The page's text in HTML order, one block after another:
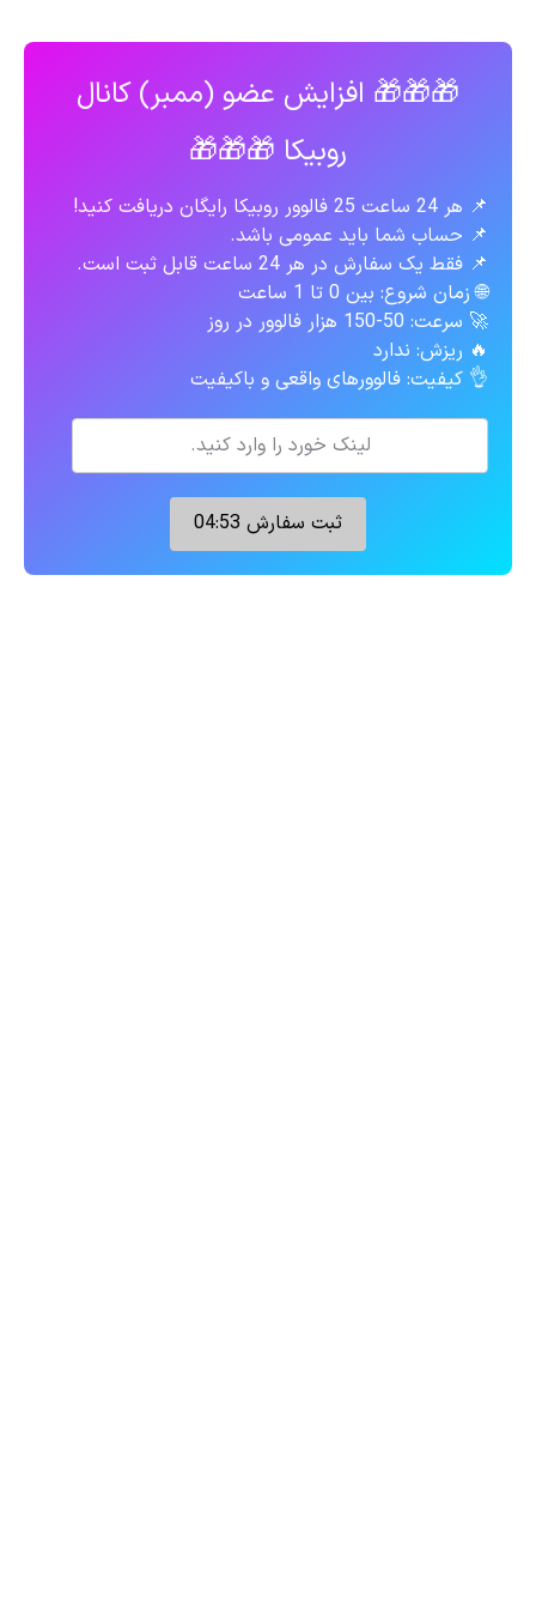
🎁🎁🎁 افزایش عضو (ممبر) کانال
روبیکا 🎁🎁🎁
📌 هر 24 ساعت 25 فالوور روبیکا رایگان دریافت کنید!
📌 حساب شما باید عمومی باشد.
📌 فقط یک سفارش در هر 24 ساعت قابل ثبت است.
🌐 زمان شروع: بین 0 تا 1 ساعت
🚀 سرعت: 50-150 هزار فالوور در روز
🔥 ریزش: ندارد
👌 کیفیت: فالوورهای واقعی و باکیفیت
ثبت سفارش 04:52